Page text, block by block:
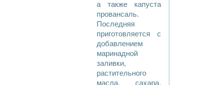
а также капуста
провансаль.
Последняя
приготовляется с
добавлением
маринадной
заливки,
растительного
масла, сахара,